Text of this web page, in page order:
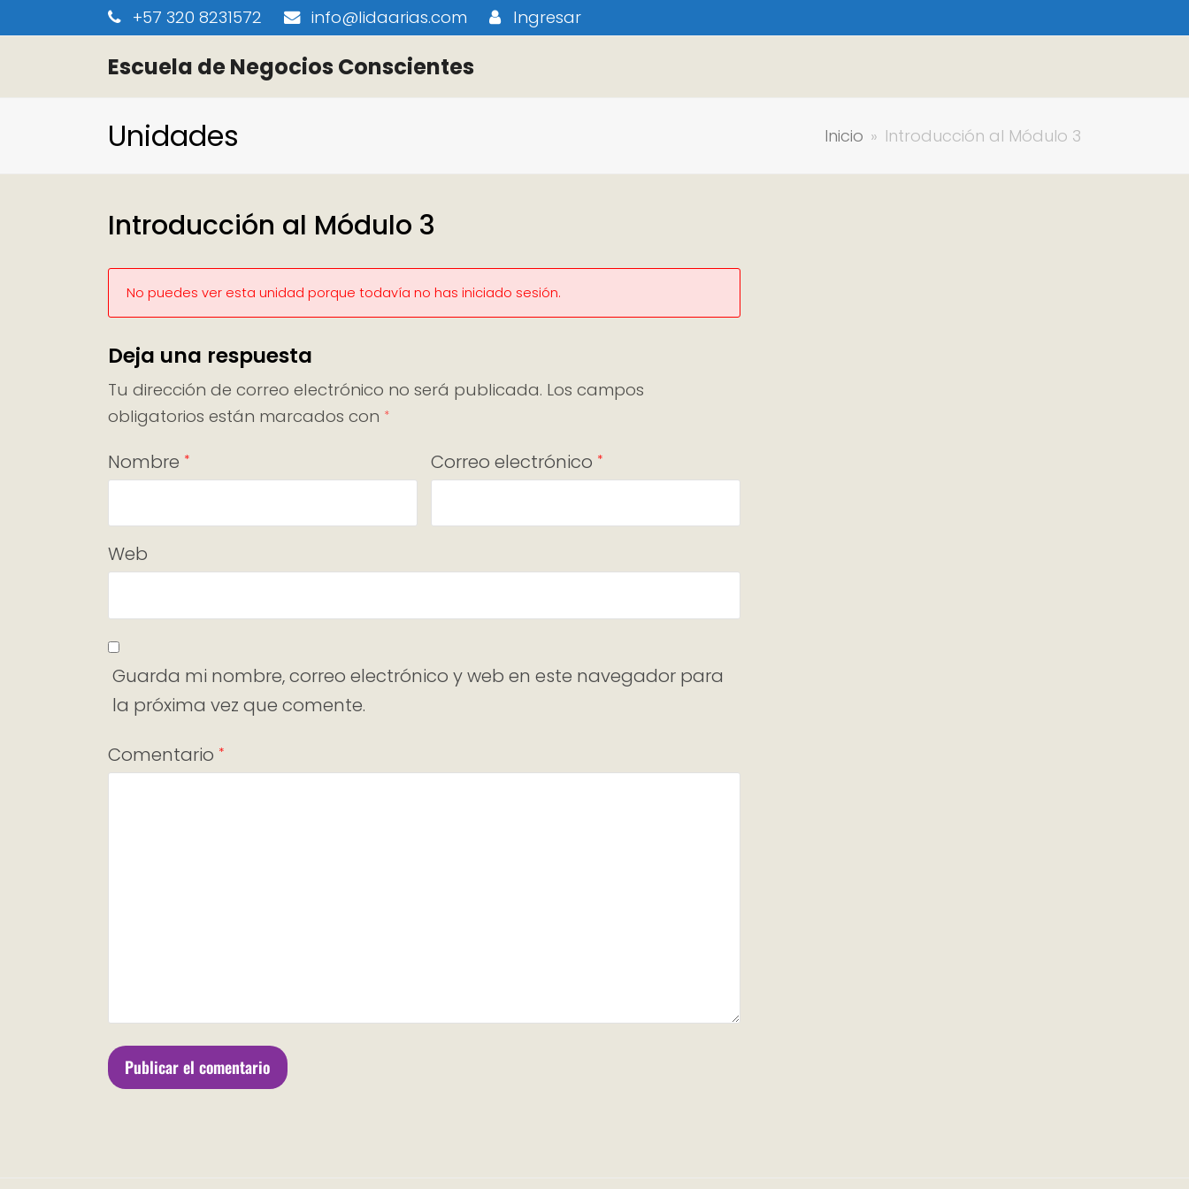
+57 320 8231572 info@lidaarias.com Ingresar
Escuela de Negocios Conscientes
Unidades Inicio » Introducción al Módulo 3
Introducción al Módulo 3
No puedes ver esta unidad porque todavía no has iniciado sesión.
Deja una respuesta
Tu dirección de correo electrónico no será publicada. Los campos
obligatorios están marcados con *
Nombre * Correo electrónico *
Web
Guarda mi nombre, correo electrónico y web en este navegador para
la próxima vez que comente.
Comentario *